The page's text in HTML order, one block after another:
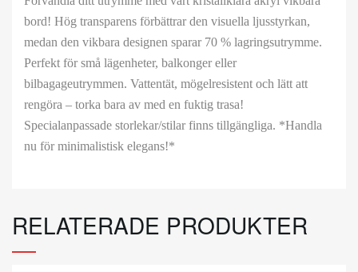
bord! Hög transparens förbättrar den visuella ljusstyrkan,
medan den vikbara designen sparar 70 % lagringsutrymme.
Perfekt för små lägenheter, balkonger eller
bilbagageutrymmen. Vattentät, mögelresistent och lätt att
rengöra – torka bara av med en fuktig trasa!
Specialanpassade storlekar/stilar finns tillgängliga. *Handla
nu för minimalistisk elegans!*
RELATERADE PRODUKTER